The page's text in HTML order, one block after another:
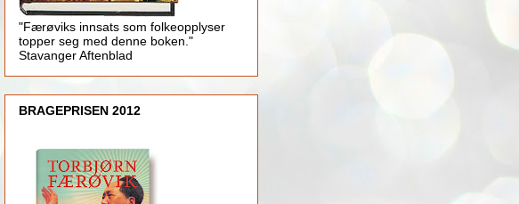
"Færøviks innsats som folkeopplyser
topper seg med denne boken."
Stavanger Aftenblad
BRAGEPRISEN 2012